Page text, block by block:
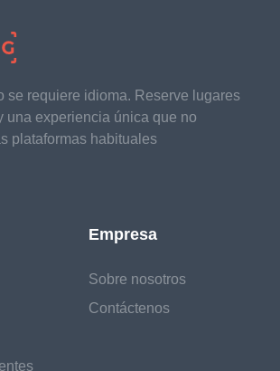
se requiere idioma. Reserve lugares
una experiencia única que no
plataformas habituales
Empresa
Sobre nosotros
Contáctenos